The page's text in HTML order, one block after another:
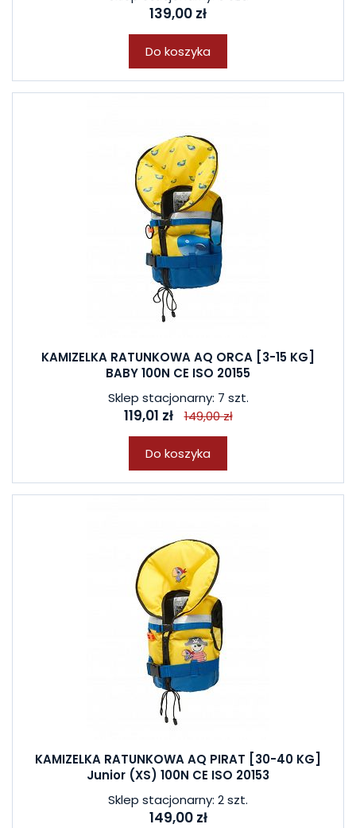
139,00 zł
Do koszyka
KAMIZELKA RATUNKOWA AQ ORCA [3-15 KG]
BABY 100N CE ISO 20155
Sklep stacjonarny: 7 szt.
119,01 zł 149,00 zł
Do koszyka
KAMIZELKA RATUNKOWA AQ PIRAT [30-40 KG]
Junior (XS) 100N CE ISO 20153
Sklep stacjonarny: 2 szt.
149,00 zł